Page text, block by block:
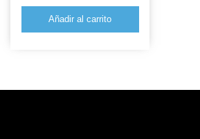
Añadir al carrito